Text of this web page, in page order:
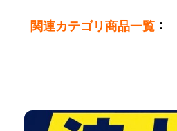
関連カテゴリ商品一覧 ：